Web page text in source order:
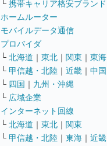
└ 携帯キャリア格安ブランド
ホームルーター
モバイルデータ通信
プロバイダ
└ 北海道 ｜ 東北 ｜ 関東 ｜ 東海
└ 甲信越・北陸 ｜ 近畿 ｜ 中国
└ 四国 ｜ 九州・沖縄
└ 広域企業
インターネット回線
└ 北海道 ｜ 東北 ｜ 関東
└ 甲信越・北陸 ｜ 東海 ｜ 近畿